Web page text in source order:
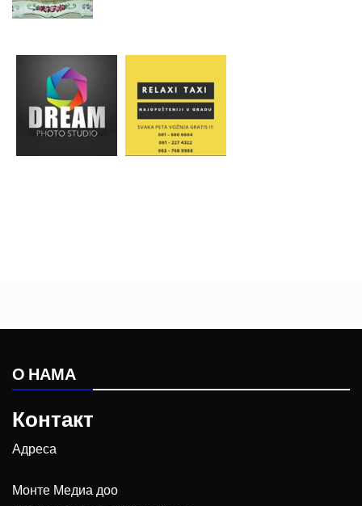
О НАМА
Контакт
Адреса
Монте Медиа доо